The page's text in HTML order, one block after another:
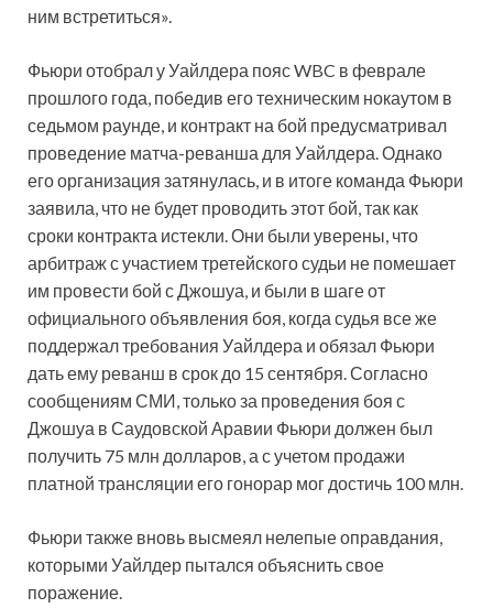
ним встретиться».
Фьюри отобрал у Уайлдера пояс WBC в феврале
прошлого года, победив его техническим нокаутом в
седьмом раунде, и контракт на бой предусматривал
проведение матча-реванша для Уайлдера. Однако
его организация затянулась, и в итоге команда Фьюри
заявила, что не будет проводить этот бой, так как
сроки контракта истекли. Они были уверены, что
арбитраж с участием третейского судьи не помешает
им провести бой с Джошуа, и были в шаге от
официального объявления боя, когда судья все же
поддержал требования Уайлдера и обязал Фьюри
дать ему реванш в срок до 15 сентября. Согласно
сообщениям СМИ, только за проведения боя с
Джошуа в Саудовской Аравии Фьюри должен был
получить 75 млн долларов, а с учетом продажи
платной трансляции его гонорар мог достичь 100 млн.
Фьюри также вновь высмеял нелепые оправдания,
которыми Уайлдер пытался объяснить свое
поражение.